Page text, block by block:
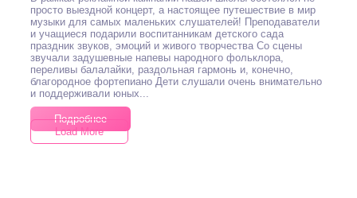
просто выездной концерт, а настоящее путешествие в мир
музыки для самых маленьких слушателей! Преподаватели
и учащиеся подарили воспитанникам детского сада
праздник звуков, эмоций и живого творчества Со сцены
звучали задушевные напевы народного фольклора,
переливы балалайки, раздольная гармонь и, конечно,
благородное фортепиано Дети слушали очень внимательно
и поддерживали юных...
Подробнее
Load More